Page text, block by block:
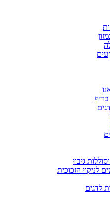
גיבוי
לניקוי הזכוכית
לדגים